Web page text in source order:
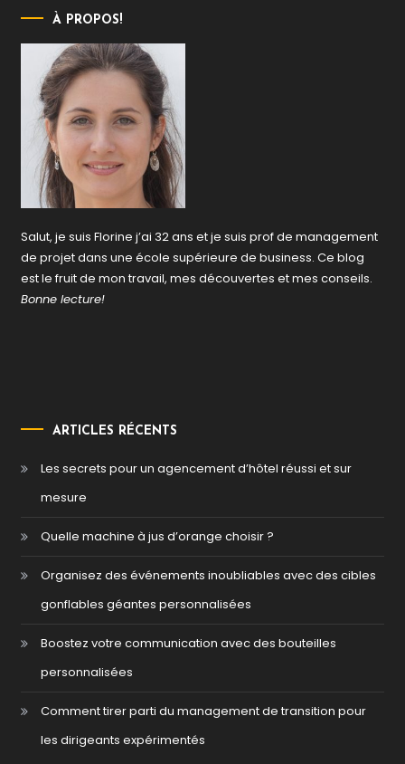
À PROPOS!
Salut, je suis Florine j’ai 32 ans et je suis prof de management
de projet dans une école supérieure de business. Ce blog
est le fruit de mon travail, mes découvertes et mes conseils.
Bonne lecture!
ARTICLES RÉCENTS
Les secrets pour un agencement d’hôtel réussi et sur
mesure
Quelle machine à jus d’orange choisir ?
Organisez des événements inoubliables avec des cibles
gonflables géantes personnalisées
Boostez votre communication avec des bouteilles
personnalisées
Comment tirer parti du management de transition pour
les dirigeants expérimentés